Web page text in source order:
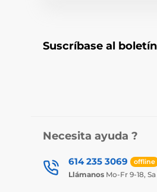
Suscríbase al
Necesita ayuda ?
614 235 3069 offline
Llámanos Mo-Fr 9-18, Sa